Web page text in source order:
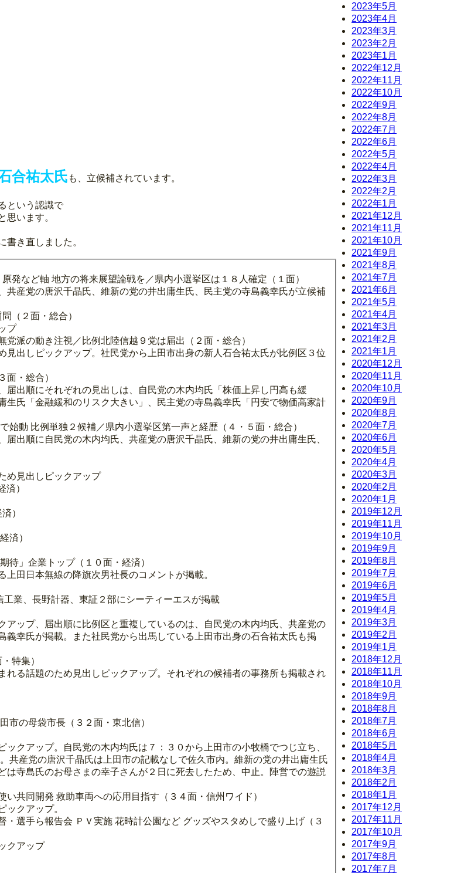
合祐太氏 も、立候補されています。
という認識で
思います。
き直しました。
発など軸 地方の将来展望論戦を／県内小選挙区は１８人確定（１面）
産党の唐沢千晶氏、維新の党の井出庸生氏、民主党の寺島義幸氏が立候補
（２面・総合）
プ
派の動き注視／比例北陸信越９党は届出（２面・総合）
出しピックアップ。社民党から上田市出身の新人石合祐太氏が比例区３位
面・総合）
出順にそれぞれの見出しは、自民党の木内均氏「株価上昇し円高も緩
氏「金融緩和のリスク大きい」、民主党の寺島義幸氏「円安で物価高家計
始動 比例単独２候補／県内小選挙区第一声と経歴（４・５面・総合）
出順に自民党の木内均氏、共産党の唐沢千晶氏、維新の党の井出庸生氏、
め見出しピックアップ
済）
）
済）
待」企業トップ（１０面・経済）
田日本無線の降旗次男社長のコメントが掲載。
業、長野計器、東証２部にシーティーエスが掲載
ップ、届出順に比例区と重複しているのは、自民党の木内均氏、共産党の
幸氏が掲載。また社民党から出馬している上田市出身の石合祐太氏も掲
特集）
る話題のため見出しピックアップ。それぞれの候補者の事務所も掲載され
市の母袋市長（３２面・東北信）
クアップ。自民党の木内均氏は７：３０から上田市の小牧橋でつじ立ち、
共産党の唐沢千晶氏は上田市の記載なしで佐久市内。維新の党の井出庸生氏
寺島氏のお母さまの幸子さんが２日に死去したため、中止。陣営での遊説
共同開発 救助車両への応用目指す（３４面・信州ワイド）
クアップ。
選手ら報告会 ＰＶ実施 花時計公園など グッズやスタめしで盛り上げ（３
クアップ
2023年5月
2023年4月
2023年3月
2023年2月
2023年1月
2022年12月
2022年11月
2022年10月
2022年9月
2022年8月
2022年7月
2022年6月
2022年5月
2022年4月
2022年3月
2022年2月
2022年1月
2021年12月
2021年11月
2021年10月
2021年9月
2021年8月
2021年7月
2021年6月
2021年5月
2021年4月
2021年3月
2021年2月
2021年1月
2020年12月
2020年11月
2020年10月
2020年9月
2020年8月
2020年7月
2020年6月
2020年5月
2020年4月
2020年3月
2020年2月
2020年1月
2019年12月
2019年11月
2019年10月
2019年9月
2019年8月
2019年7月
2019年6月
2019年5月
2019年4月
2019年3月
2019年2月
2019年1月
2018年12月
2018年11月
2018年10月
2018年9月
2018年8月
2018年7月
2018年6月
2018年5月
2018年4月
2018年3月
2018年2月
2018年1月
2017年12月
2017年11月
2017年10月
2017年9月
2017年8月
2017年7月